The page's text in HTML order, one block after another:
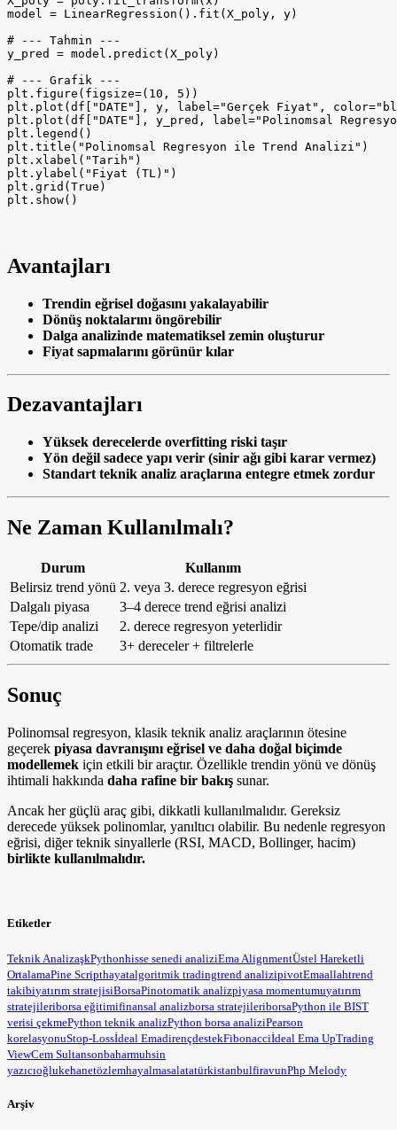
model = LinearRegression().fit(X_poly, y)
# --- Tahmin ---
y_pred = model.predict(X_poly)
# --- Grafik ---
plt.figure(figsize=(10, 5))
plt.plot(df["DATE"], y, label="Gerçek Fiyat",
plt.plot(df["DATE"], y_pred, label="Polinomsal
plt.legend()
plt.title("Polinomsal Regresyon ile Trend Analizi")
plt.xlabel("Tarih")
plt.ylabel("Fiyat (TL)")
plt.grid(True)
Avantajları
Trendin eğrisel doğasını yakalayabilir
Dönüş noktalarını öngörebilir
Dalga analizinde matematiksel zemin oluşturur
Fiyat sapmalarını görünür kılar
Dezavantajları
Yüksek derecelerde overfitting riski taşır
Yön değil sadece yapı verir (sinir ağı gibi karar vermez)
Standart teknik analiz araçlarına entegre etmek zordur
Ne Zaman Kullanılmalı?
Durum
Kullanım
Belirsiz trend yönü 2. veya 3. derece regresyon eğrisi
Dalgalı piyasa
3–4 derece trend eğrisi analizi
Tepe/dip analizi
2. derece regresyon yeterlidir
Otomatik trade
3+ dereceler + filtrelerle
Sonuç
Polinomsal regresyon, klasik teknik analiz araçlarının ötesine
geçerek piyasa davranışını eğrisel ve daha doğal biçimde
modellemek için etkili bir araçtır. Özellikle trendin yönü ve dönüş
ihtimali hakkında daha rafine bir bakış sunar.
Ancak her güçlü araç gibi, dikkatli kullanılmalıdır. Gereksiz
derecede yüksek polinomlar, yanıltıcı olabilir. Bu nedenle regresyon
eğrisi, diğer teknik sinyallerle (RSI, MACD, Bollinger, hacim)
birlikte kullanılmalıdır.
Etiketler
Teknik AnalizaşkPythonhisse senedi analiziEma AlignmentÜstel Hareketli
OrtalamaPine Scripthayatalgoritmik tradingtrend analizipivotEmaallahtrend
takibiyatırım stratejisiBorsaPinotomatik analizpiyasa momentumuyatırım
stratejileriborsa eğitimifinansal analizborsa stratejileriborsaPython ile BIST
verisi çekmePython teknik analizPython borsa analiziPearson
korelasyonuStop-Lossİdeal EmadirençdestekFibonacciİdeal Ema UpTrading
ViewCem Sultansonbaharmuhsin
yazıcıoğlukehanetözlemhayalmasalatatürkistanbulfiravunPhp Melody
Arşiv